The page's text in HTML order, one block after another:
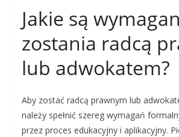
Jakie są
zostania radcą
lub adwokatem?
Aby zostać radcą prawnym lub
należy spełnić szereg wymagań
przez proces edukacyjny i aplikacyjny.